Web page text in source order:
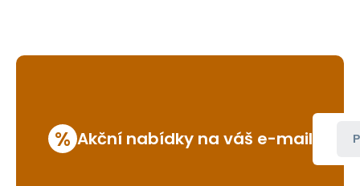
% Akční nabídky na váš e-mail